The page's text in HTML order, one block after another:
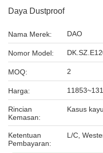
Daya Dustproof
Nama Merek: DAO
Nomor Model:
MOQ: 2
Harga:
Rincian
Kemasan:
Kasus kayu
Ketentuan
Pembayaran:
L/C,